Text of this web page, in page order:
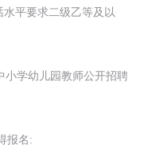
平要求二级乙等及以
小学幼儿园教师公开招聘
报名: